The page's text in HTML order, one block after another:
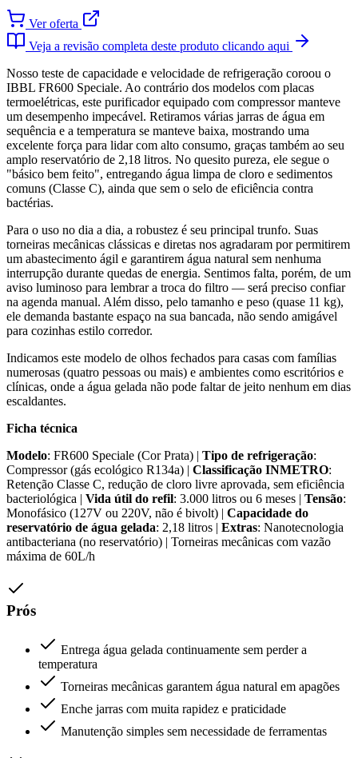
Ver oferta
Veja a revisão completa deste produto clicando aqui
Nosso teste de capacidade e velocidade de refrigeração coroou o
IBBL FR600 Speciale. Ao contrário dos modelos com placas
termoelétricas, este purificador equipado com compressor manteve
um desempenho impecável. Retiramos várias jarras de água em
sequência e a temperatura se manteve baixa, mostrando uma
excelente força para lidar com alto consumo, graças também ao seu
amplo reservatório de 2,18 litros. No quesito pureza, ele segue o
"básico bem feito", entregando água limpa de cloro e sedimentos
comuns (Classe C), ainda que sem o selo de eficiência contra
bactérias.
Para o uso no dia a dia, a robustez é seu principal trunfo. Suas
torneiras mecânicas clássicas e diretas nos agradaram por permitirem
um abastecimento ágil e garantirem água natural sem nenhuma
interrupção durante quedas de energia. Sentimos falta, porém, de um
aviso luminoso para lembrar a troca do filtro — será preciso confiar
na agenda manual. Além disso, pelo tamanho e peso (quase 11 kg),
ele demanda bastante espaço na sua bancada, não sendo amigável
para cozinhas estilo corredor.
Indicamos este modelo de olhos fechados para casas com famílias
numerosas (quatro pessoas ou mais) e ambientes como escritórios e
clínicas, onde a água gelada não pode faltar de jeito nenhum em dias
escaldantes.
Ficha técnica
Modelo: FR600 Speciale (Cor Prata) | Tipo de refrigeração:
Compressor (gás ecológico R134a) | Classificação INMETRO:
Retenção Classe C, redução de cloro livre aprovada, sem eficiência
bacteriológica | Vida útil do refil: 3.000 litros ou 6 meses | Tensão:
Monofásico (127V ou 220V, não é bivolt) | Capacidade do
reservatório de água gelada: 2,18 litros | Extras: Nanotecnologia
antibacteriana (no reservatório) | Torneiras mecânicas com vazão
máxima de 60L/h
Prós
Entrega água gelada continuamente sem perder a
temperatura
Torneiras mecânicas garantem água natural em apagões
Enche jarras com muita rapidez e praticidade
Manutenção simples sem necessidade de ferramentas